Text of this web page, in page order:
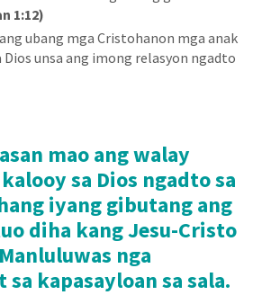
1:12)
ubang mga Cristohanon mga anak
Dios unsa ang imong relasyon ngadto
mao ang walay
sa Dios ngadto sa
iyang gibutang ang
diha kang Jesu-Cristo
nga
sa kapasayloan sa sala.